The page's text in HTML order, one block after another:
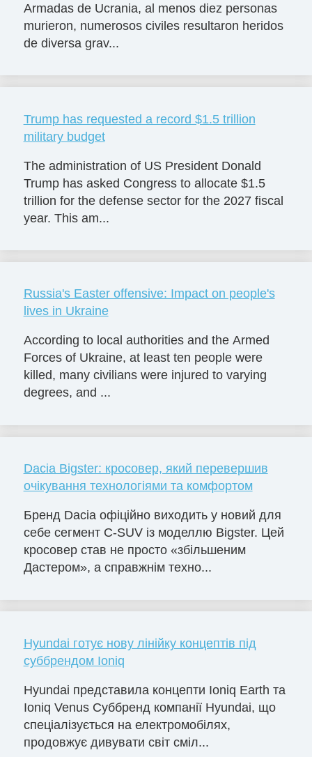
Armadas de Ucrania, al menos diez personas
murieron, numerosos civiles resultaron heridos
de diversa grav...
Trump has requested a record $1.5 trillion
military budget
The administration of US President Donald
Trump has asked Congress to allocate $1.5
trillion for the defense sector for the 2027 fiscal
year. This am...
Russia's Easter offensive: Impact on people's
lives in Ukraine
According to local authorities and the Armed
Forces of Ukraine, at least ten people were
killed, many civilians were injured to varying
degrees, and ...
Dacia Bigster: кросовер, який перевершив
очікування технологіями та комфортом
Бренд Dacia офіційно виходить у новий для
себе сегмент C-SUV із моделлю Bigster. Цей
кросовер став не просто «збільшеним
Дастером», а справжнім техно...
Hyundai готує нову лінійку концептів під
суббрендом Ioniq
Hyundai представила концепти Ioniq Earth та
Ioniq Venus Суббренд компанії Hyundai, що
спеціалізується на електромобілях,
продовжує дивувати світ сміл...